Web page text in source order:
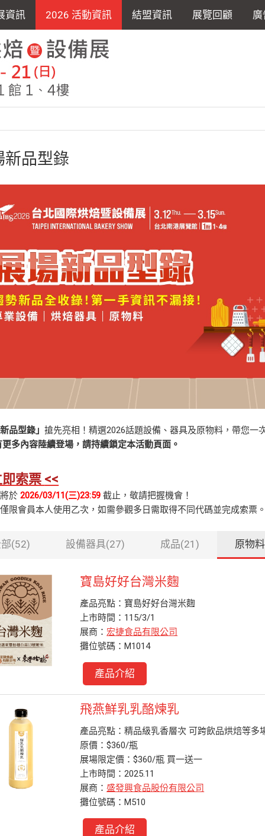
資訊 2026 活動資訊 結盟資訊 展覽回顧 廣
新品型錄
品型錄」搶先亮相！精選2026話題設備、器具及原物料，帶您一
多內容陸續登場，請持續鎖定本活動頁面。
索票 <<
於 2026/03/11(三)23:59截止，敬請把握機會！
限會員本人使用乙次，如需參觀多日需取得不同代碼並完成索票。
(52) 設備器具(27) 成品(21) 原物
寶島好好台灣米麴
產品亮點：寶島好好台灣米麴
上市時間：115/3/1
展商： 宏捷食品有限公司
攤位號碼：M1014
產品介紹
飛燕鮮乳乳酪煉乳
產品亮點：精品級乳香層次 可跨飲品烘焙等多
原價：$360/瓶
展場限定價：$360/瓶 買一送一
上市時間：2025.11
展商：盛發興食品股份有限公司
攤位號碼：M510
產品介紹